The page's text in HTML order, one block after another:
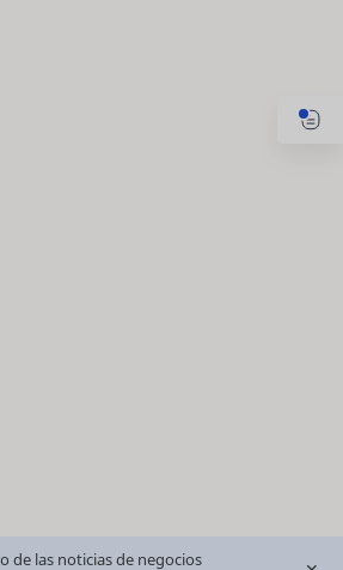
de las noticias de negocios